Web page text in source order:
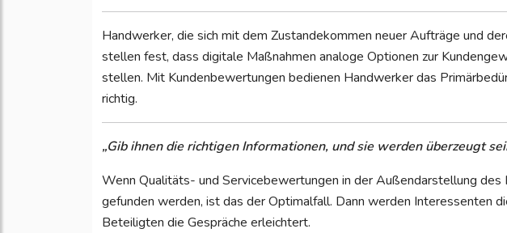
Handwerker, die sich mit dem Zustandekommen neuer Aufträge und
stellen fest, dass digitale Maßnahmen analoge Optionen zur
stellen. Mit Kundenbewertungen bedienen Handwerker das
richtig.
„Gib ihnen die richtigen Informationen, und sie werden überzeugt
Wenn Qualitäts- und Servicebewertungen in der Außendarstellung des
gefunden werden, ist das der Optimalfall. Dann werden Interessenten
Beteiligten die Gespräche erleichtert.